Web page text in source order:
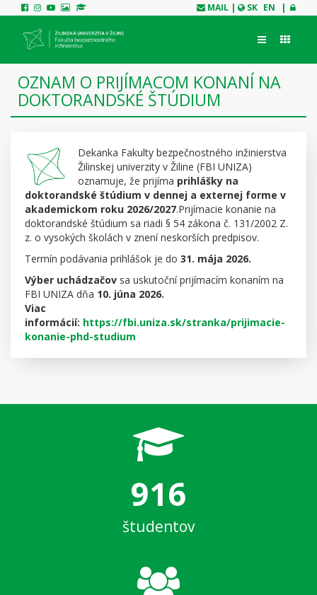
MAIL| SK EN |
OZNAM O PRIJÍMACOM KONANÍ NA
DOKTORANDSKÉ ŠTÚDIUM
Dekanka Fakulty bezpečnostného inžinierstva
Žilinskej univerzity v Žiline (FBI UNIZA)
oznamuje, že prijíma prihlášky na
doktorandské štúdium v dennej a externej forme v
akademickom roku 2026/2027.Prijímacie konanie na
doktorandské štúdium sa riadi § 54 zákona č. 131/2002 Z.
z. o vysokých školách v znení neskorších predpisov.
Termín podávania prihlášok je do 31. mája 2026.
Výber uchádzačov sa uskutoční prijímacím konaním na
FBI UNIZA dňa 10. júna 2026.
Viac
informácií: https://fbi.uniza.sk/stranka/prijimacie-
konanie-phd-studium
916
študentov